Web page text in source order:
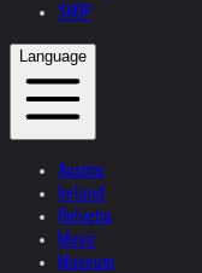
SHOP
Language
Austria
Ireland
Helvetia
Music
Museum